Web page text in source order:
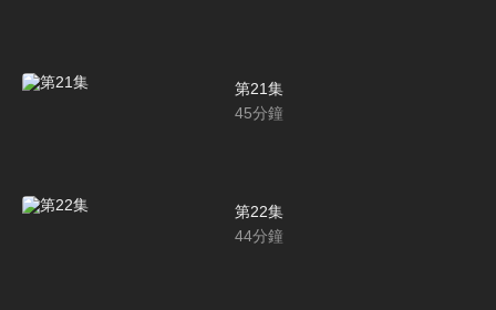
第21集
45分鐘
第22集
44分鐘